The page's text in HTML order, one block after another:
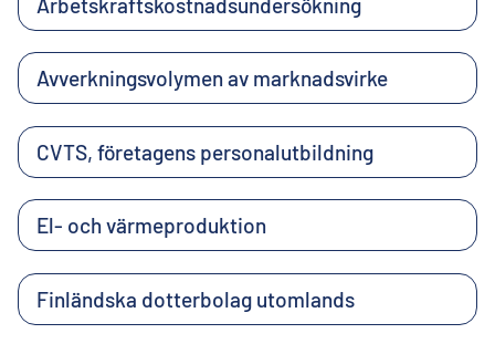
Avverkningsvolymen av marknadsvirke
CVTS, företagens personalutbildning
El- och värmeproduktion
Finländska dotterbolag utomlands